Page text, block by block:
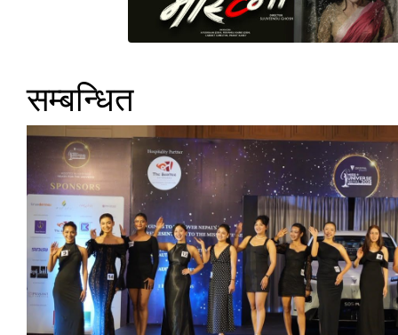
सम्बन्धित